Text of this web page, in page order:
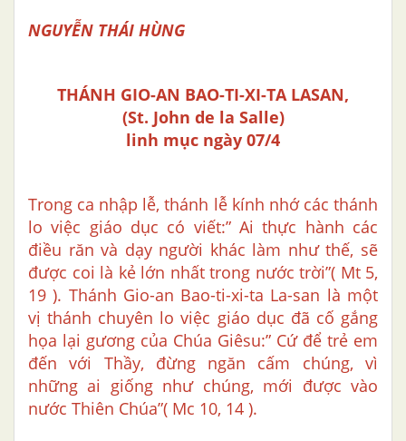
NGUYỄN THÁI HÙNG
THÁNH GIO-AN BAO-TI-XI-TA LASAN,
(St. John de la Salle)
linh mục ngày 07/4
Trong ca nhập lễ, thánh lễ kính nhớ các thánh
lo việc giáo dục có viết:” Ai thực hành các
điều răn và dạy người khác làm như thế, sẽ
được coi là kẻ lớn nhất trong nước trời”( Mt 5,
19 ). Thánh Gio-an Bao-ti-xi-ta La-san là một
vị thánh chuyên lo việc giáo dục đã cố gắng
họa lại gương của Chúa Giêsu:” Cứ để trẻ em
đến với Thầy, đừng ngăn cấm chúng, vì
những ai giống như chúng, mới được vào
nước Thiên Chúa”( Mc 10, 14 ).